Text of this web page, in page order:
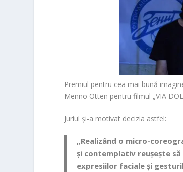
Premiul pentru cea mai bună
Menno Otten pentru filmul „VIA
Juriul și-a motivat decizia astfel:
„Realizând o micro-
și contemplativ reușește
expresiilor faciale și